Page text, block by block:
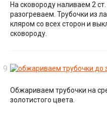
На сковороду наливаем 2
разогреваем. Трубочки из
кляром со всех сторон и
сковороду.
Обжариваем трубочки на
золотистого цвета.